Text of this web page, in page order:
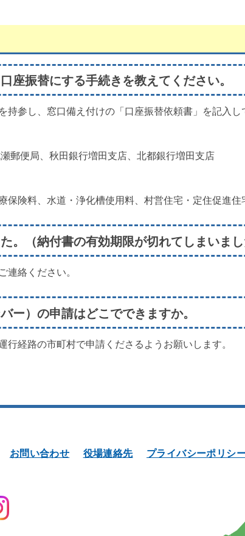
座振替にする手続きを教えてください。
持参し、窓口備え付けの「口座振替依頼書」を記入し
郵便局、秋田銀行増田支店、北都銀行増田支店
保険料、水道・浄化槽使用料、村営住宅・定住促進
。（納付書の有効期限が切れてしまいま
連絡ください。
ー）の申請はどこでできますか。
経路の市町村で申請くださるようお願いします。
お問い合わせ 役場連絡先 プライバシーポリシ